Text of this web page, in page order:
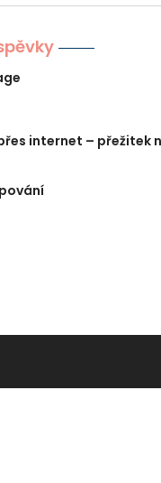
internet – přežitek